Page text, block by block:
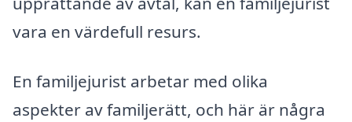
vara en värdefull resurs.
En familjejurist arbetar med olika
aspekter av familjerätt, och här är några